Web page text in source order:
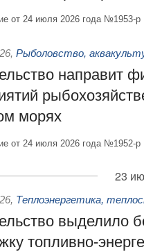
от 24 июля 2026 года №1953-р
, Рыболовство,
направит
морях
от 24 июля 2026 года №1952-р
23
, Теплоэнергетика,
выделило
топливно-